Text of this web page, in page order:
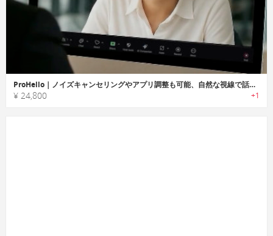
ProHello｜ノイズキャンセリングやアプリ調整も可能、自然な視線で話せる4K HDカメラ
¥ 24,800 +1